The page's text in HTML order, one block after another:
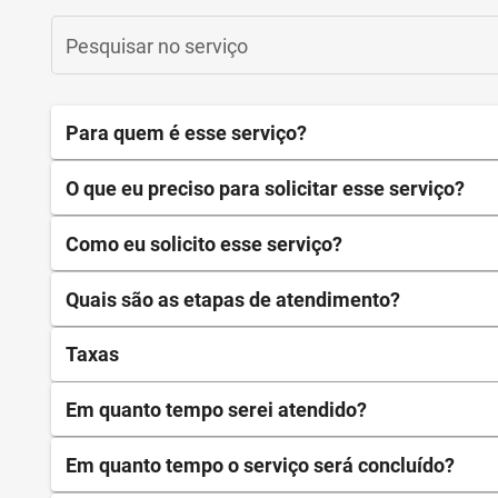
Pesquisar no serviço
Para quem é esse serviço?
O que eu preciso para solicitar esse serviço?
Como eu solicito esse serviço?
Quais são as etapas de atendimento?
Taxas
Em quanto tempo serei atendido?
Em quanto tempo o serviço será concluído?